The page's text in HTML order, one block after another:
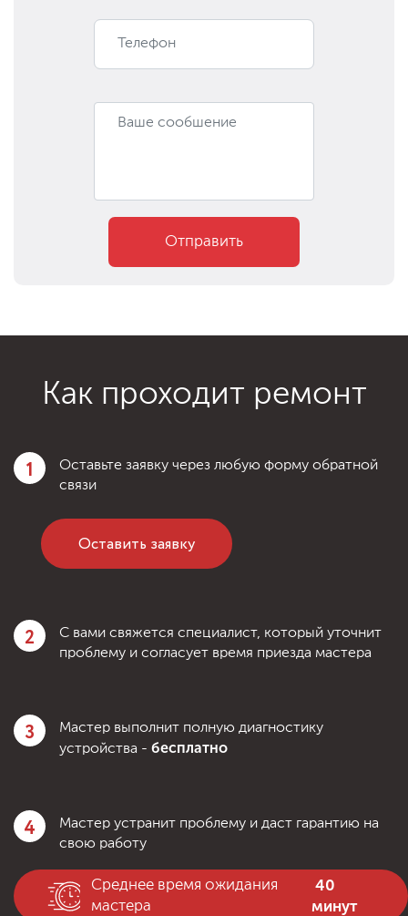
Отправить
Как проходит ремонт
1
Оставьте заявку через любую форму обратной
связи
Оставить заявку
2
С вами свяжется специалист, который уточнит
проблему и согласует время приезда мастера
3
Мастер выполнит полную диагностику
устройства - бесплатно
4
Мастер устранит проблему и даст гарантию на
свою работу
Среднее время ожидания
мастера
40
минут